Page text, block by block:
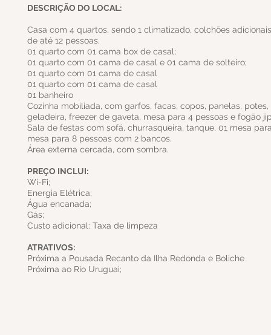
DESCRIÇÃO DO LOCAL:
Casa com 4 quartos, sendo 1 climatizado, colchões
de até 12 pessoas.
01 quarto com 01 cama box de casal;
01 quarto com 01 cama de casal e 01 cama de solteiro;
01 quarto com 01 cama de casal
01 quarto com 01 cama de casal
01 banheiro
Cozinha mobiliada, com garfos, facas, copos, panelas,
geladeira, freezer de gaveta, mesa para 4 pessoas e fogão
Sala de festas com sofá, churrasqueira, tanque, 01 mesa
mesa para 8 pessoas com 2 bancos.
Área externa cercada, com sombra.
PREÇO INCLUI:
Wi-Fi;
Energia Elétrica;
Água encanada;
Gás;
Custo adicional: Taxa de limpeza
ATRATIVOS:
Próxima a Pousada Recanto da Ilha Redonda e Boliche
Próxima ao Rio Uruguai;